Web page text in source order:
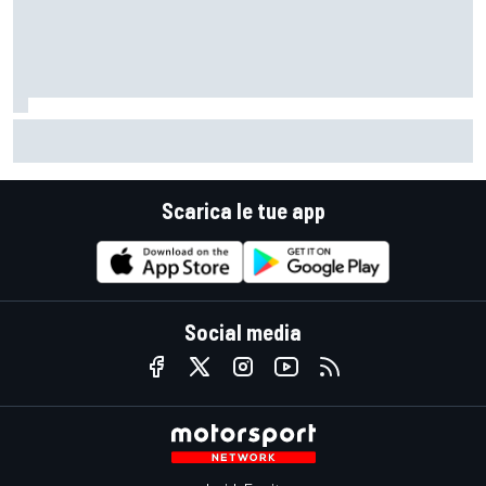
Scarica le tue app
Social media